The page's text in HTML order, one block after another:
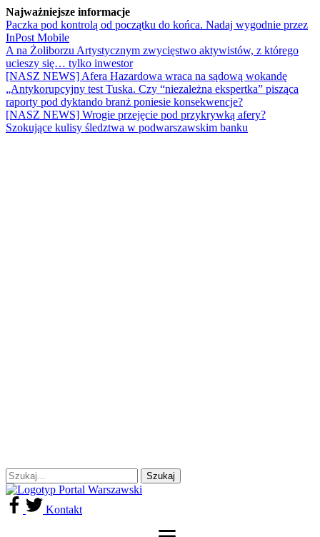
Najważniejsze informacje
Paczka pod kontrolą od początku do końca. Nadaj wygodnie przez
InPost Mobile
A na Żoliborzu Artystycznym zwycięstwo aktywistów, z którego
ucieszy się… tylko inwestor
[NASZ NEWS] Afera Hazardowa wraca na sądową wokandę
„Antykorupcyjny test Tuska. Czy “niezależna ekspertka” pisząca
raporty pod dyktando branż poniesie konsekwencje?
[NASZ NEWS] Wrogie przejęcie pod przykrywką afery?
Szokujące kulisy śledztwa w podwarszawskim banku
Kontakt